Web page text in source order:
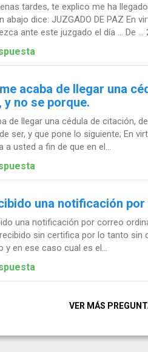
tardes, te explico me ha
abajo dice: JUZGADO DE PAZ En
ante este juzgado el día ... De ...
acaba de llegar una
y no se porque.
de llegar una cédula de citación,
ser, y que pone lo siguiente; En
a usted a fin de que en el...
una notificación
una notificación por correo
sin certifica por lo tanto sin
y en ese caso cual es el...
VER MÁS